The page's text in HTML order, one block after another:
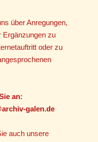
über Anregungen,
Ergänzungen zu
oder zu
an:
galen.de
auch unsere